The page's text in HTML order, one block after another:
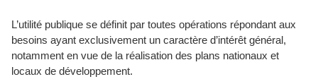
L’utilité publique se définit par toutes opérations répondant aux
besoins ayant exclusivement un caractère d’intérêt général,
notamment en vue de la réalisation des plans nationaux et
locaux de développement.